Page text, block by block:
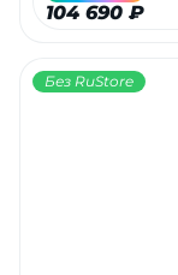
104 690 ₽
Без RuStore